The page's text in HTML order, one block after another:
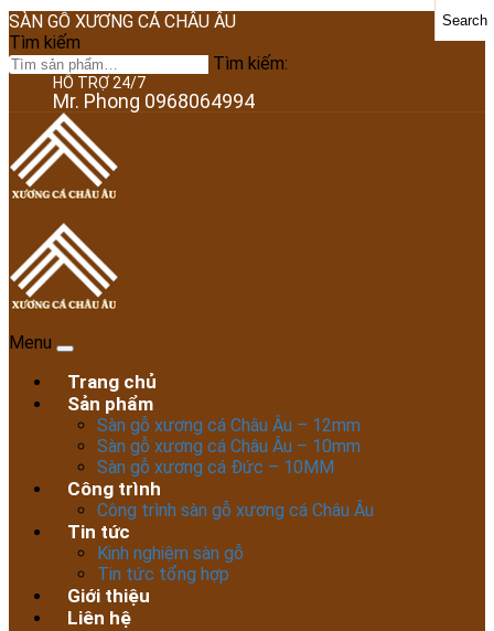
SÀN GỖ XƯƠNG CÁ CHÂU ÂU
Tìm kiếm
Tìm kiếm:
Search
HỖ TRỢ 24/7
Mr. Phong 0968064994
Menu
Trang chủ
Sản phẩm
Sàn gỗ xương cá Châu Âu – 12mm
Sàn gỗ xương cá Châu Âu – 10mm
Sàn gỗ xương cá Đức – 10MM
Công trình
Công trình sàn gỗ xương cá Châu Âu
Tin tức
Kinh nghiệm sàn gỗ
Tin tức tổng hợp
Giới thiệu
Liên hệ